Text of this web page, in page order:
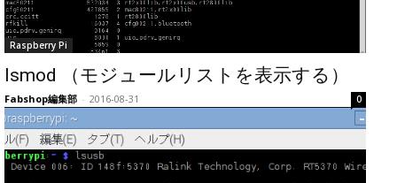
Raspberry Pi
lsmod （モジュールリストを表示する）
Fabshop編集部 - 2016-08-31 0